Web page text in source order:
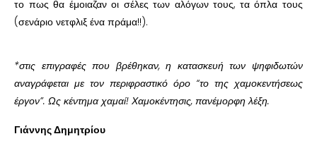
το πως θα έμοιαζαν οι σέλες των αλόγων τους, τα όπλα τους
(σενάριο νετφλιξ ένα πράμα!!).
*στις επιγραφές που βρέθηκαν, η κατασκευή των ψηφιδωτών
αναγράφεται με τον περιφραστικό όρο “το της χαμοκεντήσεως
έργον”. Ως κέντημα χαμαί! Χαμοκέντησις, πανέμορφη λέξη.
Γιάννης Δημητρίου